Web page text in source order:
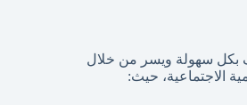
بكل سهولة ويسر من خلال
الاجتماعية، حيث: